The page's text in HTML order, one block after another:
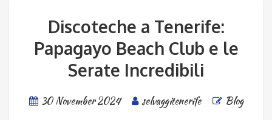
Discoteche a Tenerife:
Papagayo Beach Club e le
Serate Incredibili
30 November 2024 selvaggitenerife Blog